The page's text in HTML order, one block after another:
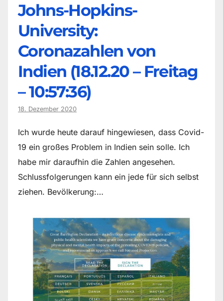
Johns-Hopkins-
University:
Coronazahlen von
Indien (18.12.20 – Freitag
– 10:57:36)
18. Dezember 2020
Ich wurde heute darauf hingewiesen, dass Covid-
19 ein großes Problem in Indien sein solle. Ich
habe mir daraufhin die Zahlen angesehen.
Schlussfolgerungen kann ein jede für sich selbst
ziehen. Bevölkerung:…